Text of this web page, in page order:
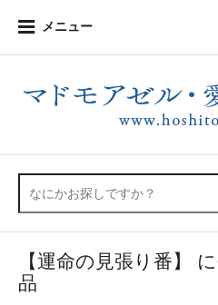
メニュー
【運命の見張り番】
品